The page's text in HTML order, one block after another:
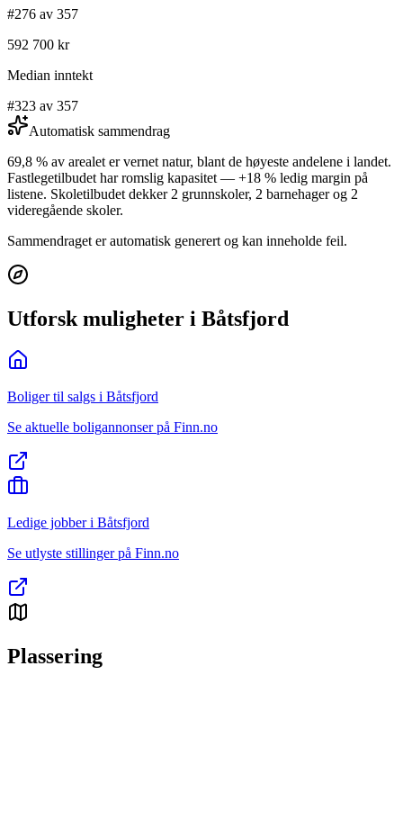
#276 av 357
592 700 kr
Median inntekt
#323 av 357
Automatisk sammendrag
69,8 % av arealet er vernet natur, blant de høyeste andelene i landet.
Fastlegetilbudet har romslig kapasitet — +18 % ledig margin på
listene. Skoletilbudet dekker 2 grunnskoler, 2 barnehager og 2
videregående skoler.
Sammendraget er automatisk generert og kan inneholde feil.
Utforsk muligheter i Båtsfjord
Boliger til salgs i Båtsfjord
Se aktuelle boligannonser på Finn.no
Ledige jobber i Båtsfjord
Se utlyste stillinger på Finn.no
Plassering